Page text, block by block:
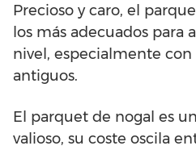
Precioso y caro, el
los más adecuados para
nivel, especialmente con
antiguos.
El parquet de nogal es
valioso, su coste oscila